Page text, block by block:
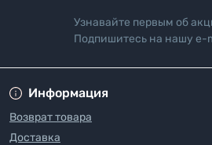
Узнавайте первым об
Подпишитесь на нашу e-
Информация
Возврат товара
Доставка